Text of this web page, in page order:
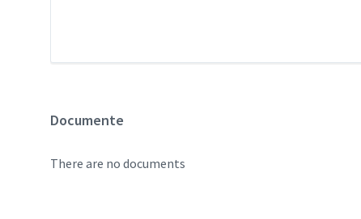
Documente
There are no documents